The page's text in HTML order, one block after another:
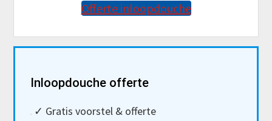
Offerte inloopdouche
Sidebar
Inloopdouche offerte
✓ Gratis voorstel & offerte